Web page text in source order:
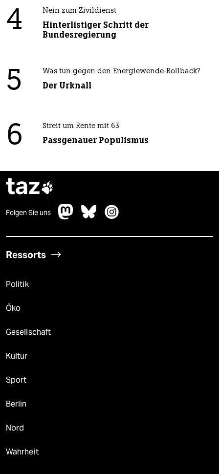
4 Nein zum Zivildienst
Hinterlistiger Schritt der
Bundesregierung
5 Was tun gegen den Energiewende-Rollback?
Der Urknall
6 Streit um Rente mit 63
Passgenauer Populismus
taz
Folgen Sie uns
Ressorts
Politik
Öko
Gesellschaft
Kultur
Sport
Berlin
Nord
Wahrheit